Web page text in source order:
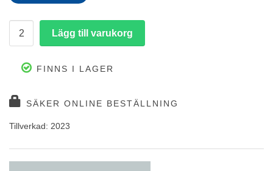
FINNS I LAGER
SÄKER ONLINE BESTÄLLNING
Tillverkad: 2023